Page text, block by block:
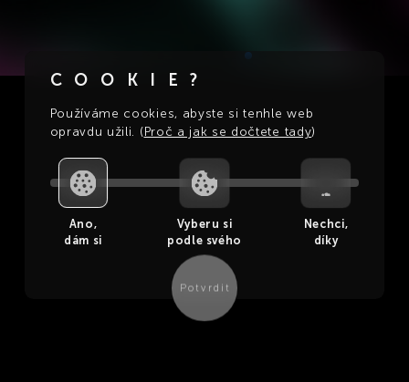
COOKIE?
Používáme cookies, abyste si tenhle web
opravdu užili. (Proč a jak se dočtete tady)
Ano,
dám si
Vyberu si
podle svého
Nechci,
díky
Potvrdit